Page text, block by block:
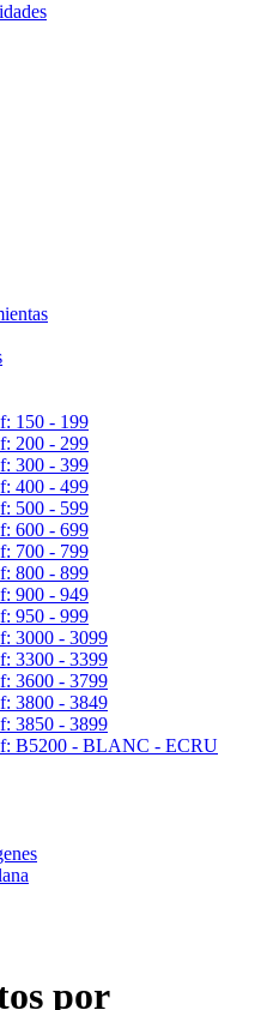
150 - 199
200 - 299
300 - 399
400 - 499
500 - 599
600 - 699
700 - 799
800 - 899
900 - 949
950 - 999
3000 - 3099
3300 - 3399
3600 - 3799
3800 - 3849
3850 - 3899
B5200 - BLANC - ECRU
por